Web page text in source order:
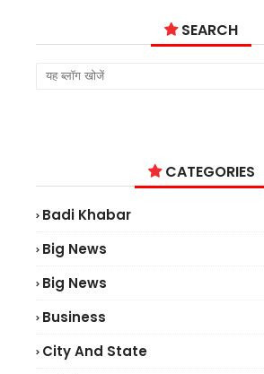
SEARCH
CATEGORIES
Badi Khabar
Big News
Big News
Business
City And State